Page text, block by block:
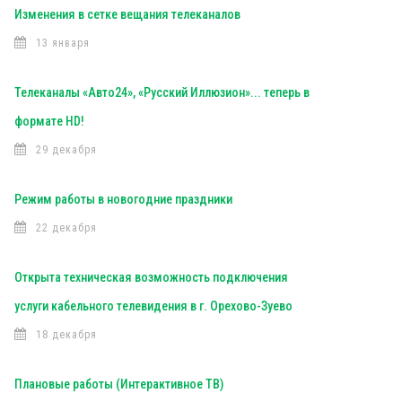
Изменения в сетке вещания телеканалов
13 января
Телеканалы «Авто24», «Русский Иллюзион»... теперь в
формате HD!
29 декабря
Режим работы в новогодние праздники
22 декабря
Открыта техническая возможность подключения
услуги кабельного телевидения в г. Орехово-Зуево
18 декабря
Плановые работы (Интерактивное ТВ)